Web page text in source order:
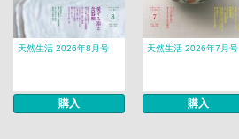
天然生活 2026年8月号
購入
天然生活 2026年7月号
購入